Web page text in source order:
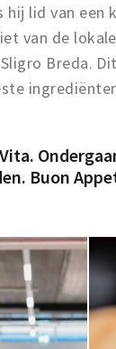
hij lid van
van de
Breda.
Buon